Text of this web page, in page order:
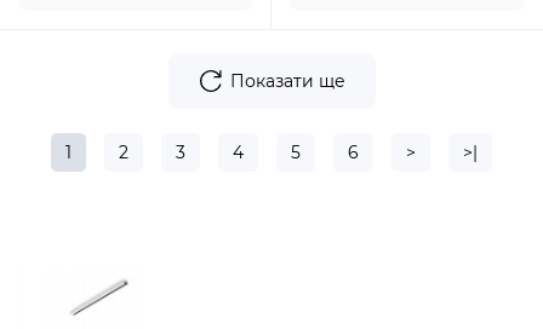
Показати ще
1 2 3 4 5 6 > >|